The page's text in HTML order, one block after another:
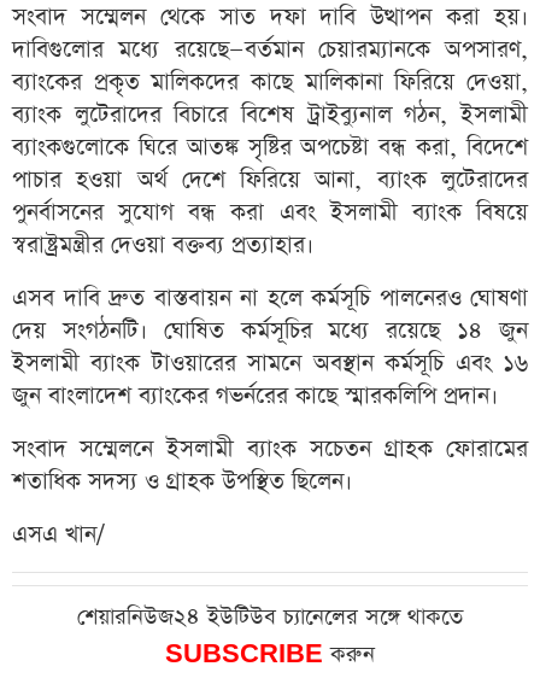
সংবাদ সম্মেলন থেকে সাত দফা দাবি উত্থাপন করা হয়।
দাবিগুলোর মধ্যে রয়েছে—বর্তমান চেয়ারম্যানকে অপসারণ,
ব্যাংকের প্রকৃত মালিকদের কাছে মালিকানা ফিরিয়ে দেওয়া,
ব্যাংক লুটেরাদের বিচারে বিশেষ ট্রাইব্যুনাল গঠন, ইসলামী
ব্যাংকগুলোকে ঘিরে আতঙ্ক সৃষ্টির অপচেষ্টা বন্ধ করা, বিদেশে
পাচার হওয়া অর্থ দেশে ফিরিয়ে আনা, ব্যাংক লুটেরাদের
পুনর্বাসনের সুযোগ বন্ধ করা এবং ইসলামী ব্যাংক বিষয়ে
স্বরাষ্ট্রমন্ত্রীর দেওয়া বক্তব্য প্রত্যাহার।
এসব দাবি দ্রুত বাস্তবায়ন না হলে কর্মসূচি পালনেরও ঘোষণা
দেয় সংগঠনটি। ঘোষিত কর্মসূচির মধ্যে রয়েছে ১৪ জুন
ইসলামী ব্যাংক টাওয়ারের সামনে অবস্থান কর্মসূচি এবং ১৬
জুন বাংলাদেশ ব্যাংকের গভর্নরের কাছে স্মারকলিপি প্রদান।
সংবাদ সম্মেলনে ইসলামী ব্যাংক সচেতন গ্রাহক ফোরামের
শতাধিক সদস্য ও গ্রাহক উপস্থিত ছিলেন।
এসএ খান/
শেয়ারনিউজ২৪ ইউটিউব চ্যানেলের সঙ্গে থাকতে
SUBSCRIBEকরুন